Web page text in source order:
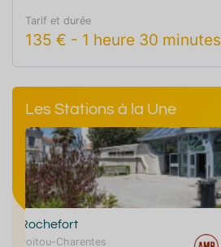
- remise en beauté sublimatrice.
Tarif et durée
135 € - 1 heure 30 minutes
Les Stations à la Une
Rochefort
Poitou-Charentes